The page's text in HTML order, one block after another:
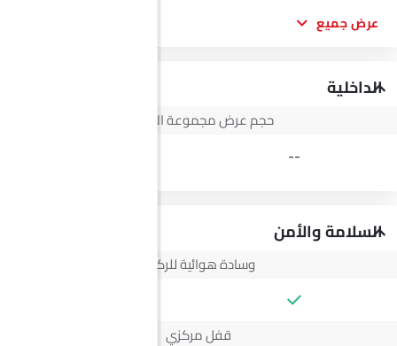
عرض جميع
الداخلية
حجم عرض مجموعة الأجهزة
--
السلامة والأمن
وسادة هوائية للركاب
قفل مركزي